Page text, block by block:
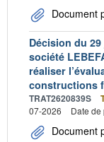
Document
Décision du
société
réaliser
constructions
TRAT2620839S
07-2026
Date
Document